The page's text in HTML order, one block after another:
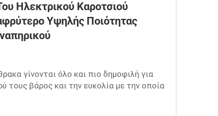
Ηλεκτρικού Καροτσιού
Υψηλής Ποιότητας
γίνονται όλο και πιο δημοφιλή για
τους βάρος και την ευκολία με την οποία
για όσους χρειάζονται βοήθεια στην
ηλεκτρικά καρότσια αναπηρικού